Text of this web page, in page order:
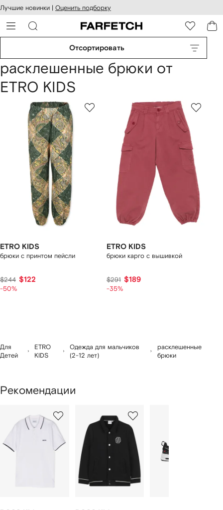
к
Лучшие новинки | Оценить подборку
Отсортировать
расклешенные брюки от
ETRO KIDS
ETRO KIDS
брюки с принтом пейсли
$244 $122
-50%
ETRO KIDS
брюки карго с вышивкой
$291 $189
-35%
Для
Детей
ETRO
KIDS
Одежда для мальчиков
(2-12 лет)
расклешенные
брюки
Рекомендации